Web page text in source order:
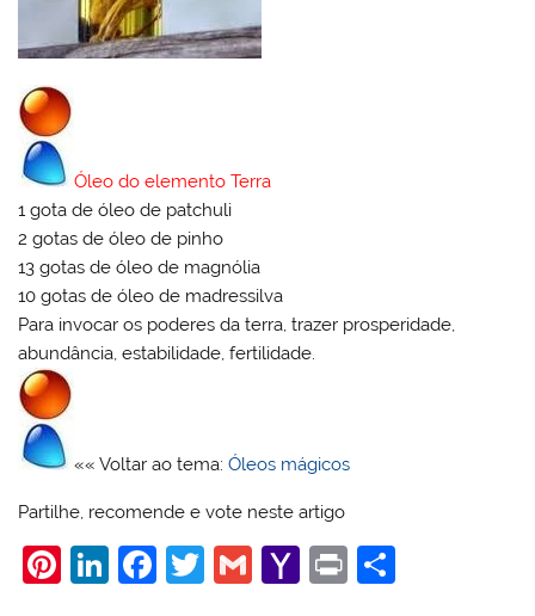
Óleo do elemento Terra
1 gota de óleo de patchuli
2 gotas de óleo de pinho
13 gotas de óleo de magnólia
10 gotas de óleo de madressilva
Para invocar os poderes da terra, trazer prosperidade,
abundância, estabilidade, fertilidade.
«« Voltar ao tema:Óleos mágicos
Partilhe, recomende e vote neste artigo
Pi Li F
T
G
Y
Pr